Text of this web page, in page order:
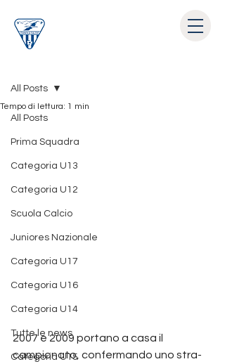
All Posts
Prima Squadra
Categoria U13
Categoria U12
Scuola Calcio
Juniores Nazionale
Categoria U17
Categoria U16
Categoria U14
Tutte le news
Categoria U15
All Posts
Tempo di lettura: 1 min
2007 e 2009 portano a casa il
campionato, confermando uno stra-